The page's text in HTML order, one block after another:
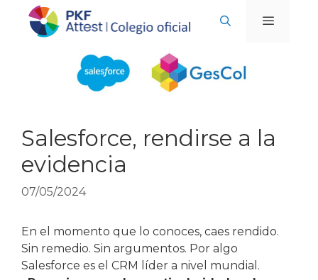
Saltar
contenido
Salesforce, rendirse a la
evidencia
07/05/2024
En el momento que lo conoces, caes rendido.
Sin remedio. Sin argumentos. Por algo
Salesforce es el CRM líder a nivel mundial.